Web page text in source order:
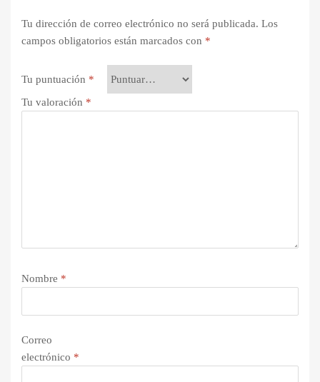
Tu dirección de correo electrónico no será publicada. Los
campos obligatorios están marcados con *
Tu puntuación *
Tu valoración *
Nombre *
Correo
electrónico *